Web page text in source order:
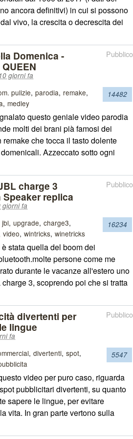
ancora definitivi) in cui si possono
vivo, la crescita o decrescita dei
Pubblico
Domenica -
giorni fa
14482
pulizie parodia remake
medley
questo geniale video parodia
molti dei brani pià famosi dei
remake che tocca il tasto dolente
Azzeccato sotto ogni
Pubblico
charge 3
replica
giorni fa
16234
jbl upgrade charge3
video wintricks winetricks
stata quella del boom dei
persone come me
durante le vacanze all'estero uno
3, scoprendo poi che si tratta
Pubblico
divertenti per
lingue
fa
5547
divertenti spot
video per puro caso, riguarda
pubblicitari divertenti, su quanto
sapere le lingue, per evitare
vita. In gran parte vertono sulla